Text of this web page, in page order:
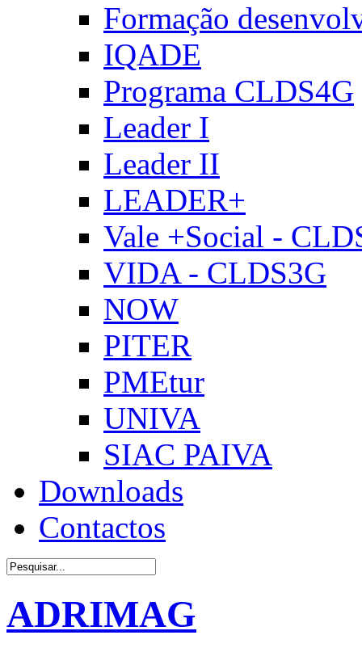
Formação
IQADE
Programa CLDS4G
Leader I
Leader II
LEADER+
Vale +Social -
VIDA - CLDS3G
NOW
PITER
PMEtur
UNIVA
SIAC PAIVA
Downloads
Contactos
ADRIMAG